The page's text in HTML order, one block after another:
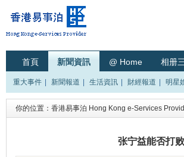
首頁 新聞資訊 @ Home 相册
重大事件 新聞報道 生活資訊 財經報道 明星
你的位置： 香港易事泊 Hong Kong e-Services
张宁益能否打